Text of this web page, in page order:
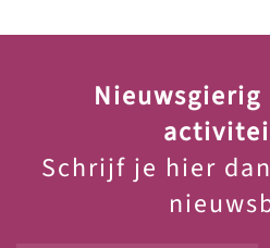
Nieuwsgierig
Schrijf je hier